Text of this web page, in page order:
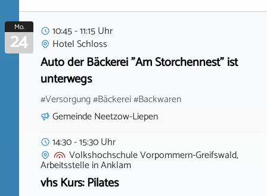
Mo.
24
10:45 - 11:15 Uhr
Hotel Schloss
Auto der Bäckerei "Am Storchennest" ist
unterwegs
#Versorgung #Bäckerei #Backwaren
Gemeinde Neetzow-Liepen
14:30 - 15:30 Uhr
Volkshochschule Vorpommern-Greifswald,
ArbeitsstelleinAnklam
vhs Kurs: Pilates